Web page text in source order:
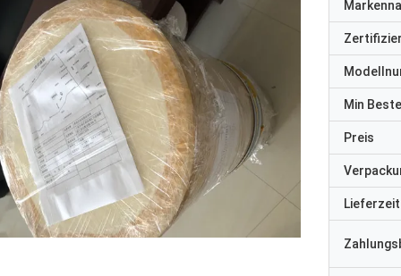
Min
Preis
Lieferzeit